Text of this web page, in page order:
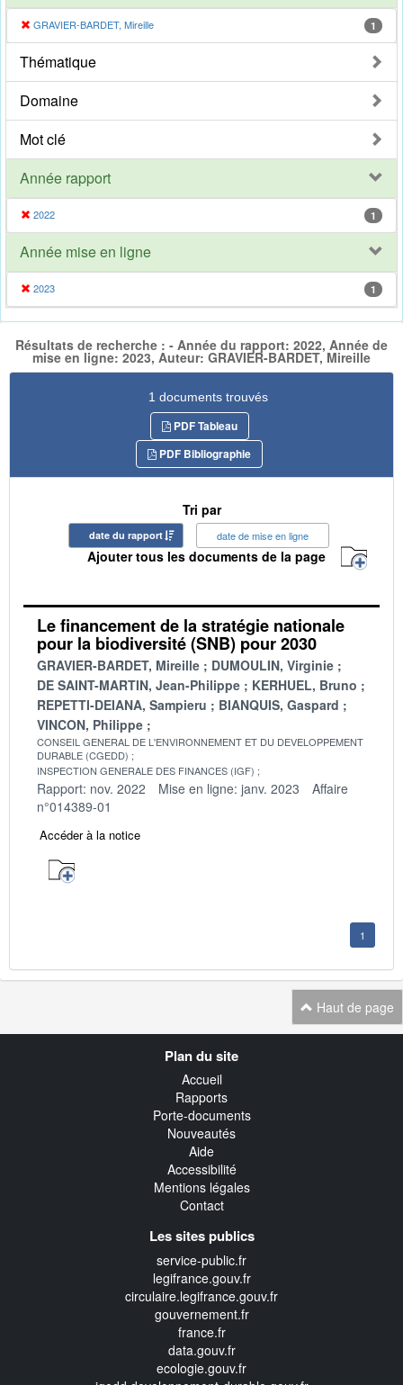
GRAVIER-BARDET, Mireille 1
Thématique
Domaine
Mot clé
Année rapport
2022 1
Année mise en ligne
2023 1
Résultats de recherche : - Année du rapport: 2022, Année de
mise en ligne: 2023, Auteur: GRAVIER-BARDET, Mireille
1 documents trouvés
PDF Tableau
PDF Bibliographie
Tri par
date du rapport date de mise en ligne
Ajouter tous les documents de la page
Le financement de la stratégie nationale
pour la biodiversité (SNB) pour 2030
GRAVIER-BARDET, Mireille
DUMOULIN, Virginie
DE SAINT-MARTIN, Jean-Philippe
KERHUEL, Bruno
REPETTI-DEIANA, Sampieru
BIANQUIS, Gaspard
VINCON, Philippe
CONSEIL GENERAL DE L'ENVIRONNEMENT ET DU DEVELOPPEMENT
DURABLE (CGEDD)
INSPECTION GENERALE DES FINANCES (IGF)
Rapport: nov. 2022 Mise en ligne: janv. 2023
Affaire
n°014389-01
Accéder à la notice
1
Haut de page
Plan du site
Accueil
Rapports
Porte-documents
Nouveautés
Aide
Accessibilité
Mentions légales
Contact
Les sites publics
service-public.fr
legifrance.gouv.fr
circulaire.legifrance.gouv.fr
gouvernement.fr
france.fr
data.gouv.fr
ecologie.gouv.fr